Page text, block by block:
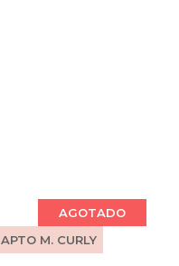
AGOTADO
APTO M. CURLY